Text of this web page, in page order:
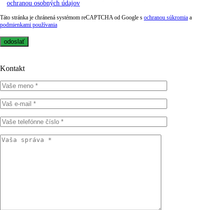
ochranou osobných údajov
Táto stránka je chránená systémom reCAPTCHA od Google s ochranou súkromia a
podmienkami používania
Kontakt